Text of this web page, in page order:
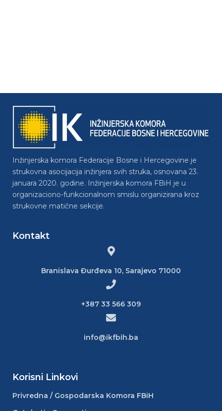
Inžinjerska komora Federacije Bosne i Hercegovine je
strukovna asocijacija inžinjera svih struka, osnovana 23.
januara 2020. godine. Inžinjerska komora FBiH je u
organizaciono-funkcionalnom smislu organizirana kroz
strukovne matične sekcije.
Kontakt
Branislava Đurđeva 10, Sarajevo 71000
+387 33 566 309
info@ikfbih.ba
Korisni Linkovi
Privredna / Gospodarska Komora FBiH